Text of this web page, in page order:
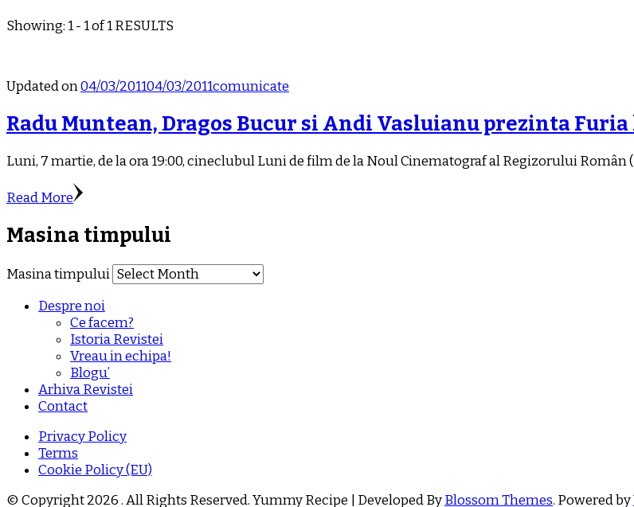
Showing: 1 - 1 of 1 RESULTS
Updated on04/03/201104/03/2011comunicate
Radu Muntean, Dragos Bucur si Andi Vasluianu prezinta
Luni, 7 martie, de la ora 19:00, cineclubul Luni de film de la Noul Cinematograf al Regizorului
Read More
Masina timpului
Masina timpului
Despre noi
Ce facem?
Istoria Revistei
Vreau in echipa!
Blogu’
Arhiva Revistei
Contact
Privacy Policy
Terms
Cookie Policy (EU)
© Copyright 2026. All Rights Reserved.Yummy Recipe | Developed ByBlossom Themes. Powered by